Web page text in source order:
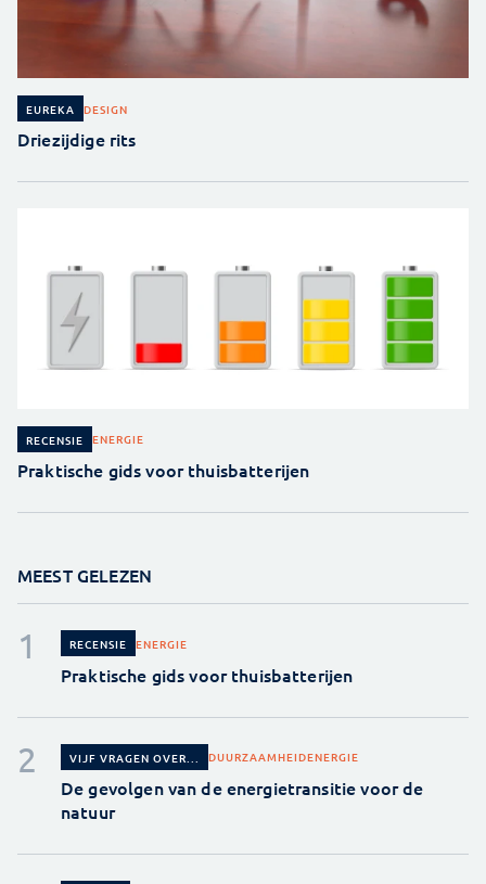
EUREKA DESIGN
Driezijdige rits
RECENSIE ENERGIE
Praktische gids voor thuisbatterijen
MEEST GELEZEN
RECENSIE ENERGIE
Praktische gids voor thuisbatterijen
VIJF VRAGEN OVER... DUURZAAMHEIDENERGIE
De gevolgen van de energietransitie voor de
natuur